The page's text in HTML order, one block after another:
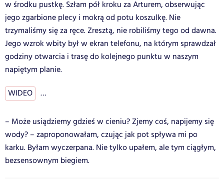
w środku pustkę. Szłam pół kroku za Arturem, obserwując
jego zgarbione plecy i mokrą od potu koszulkę. Nie
trzymaliśmy się za ręce. Zresztą, nie robiliśmy tego od dawna.
Jego wzrok wbity był w ekran telefonu, na którym sprawdzał
godziny otwarcia i trasę do kolejnego punktu w naszym
napiętym planie.
WIDEO …
– Może usiądziemy gdzieś w cieniu? Zjemy coś, napijemy się
wody? – zaproponowałam, czując jak pot spływa mi po
karku. Byłam wyczerpana. Nie tylko upałem, ale tym ciągłym,
bezsensownym biegiem.